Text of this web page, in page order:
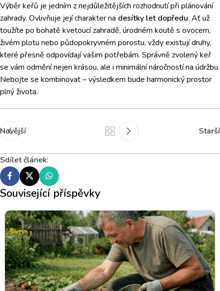
Výběr keřů je jedním z nejdůležitějších rozhodnutí při plánování
zahrady. Ovlivňuje její charakter na desítky let dopředu. Ať už
toužíte po bohatě kvetoucí zahradě, úrodném koutě s ovocem,
živém plotu nebo půdopokryvném porostu, vždy existují druhy,
které přesně odpovídají vašim potřebám. Správně zvolený keř
se vám odmění nejen krásou, ale i minimální náročností na údržbu.
Nebojte se kombinovat – výsledkem bude harmonický prostor
plný života.
Novější Starší
Sdílet článek:
Související příspěvky